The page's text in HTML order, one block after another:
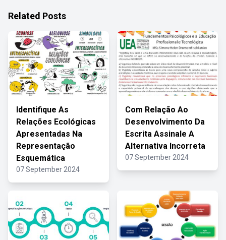
Related Posts
Identifique As
Relações Ecológicas
Apresentadas Na
Representação
Esquemática
07 September 2024
Com Relação Ao
Desenvolvimento Da
Escrita Assinale A
Alternativa Incorreta
07 September 2024